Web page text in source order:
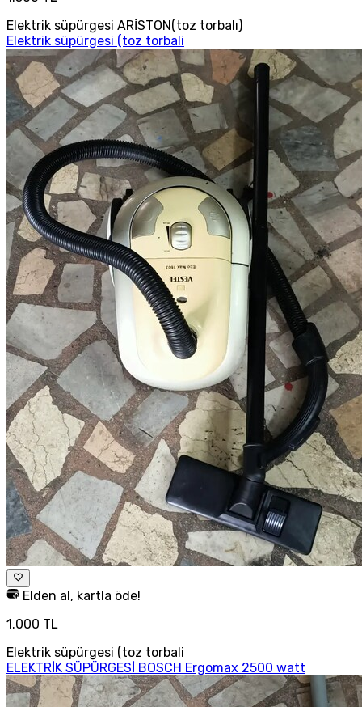
Elektrik süpürgesi ARİSTON(toz torbalı)
Elektrik süpürgesi (toz torbali
Elden al, kartla öde!
1.000 TL
Elektrik süpürgesi (toz torbali
ELEKTRİK SÜPÜRGESİ BOSCH Ergomax 2500 watt